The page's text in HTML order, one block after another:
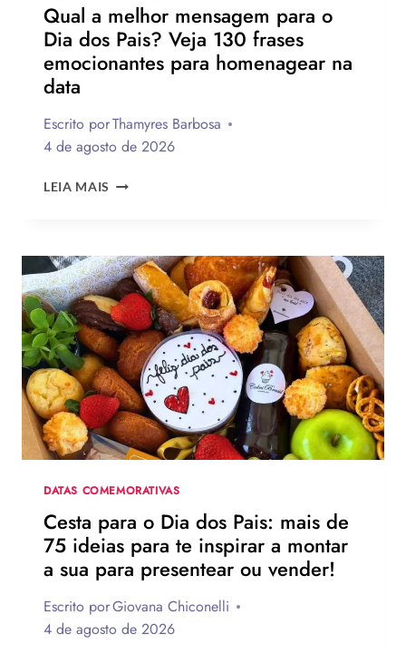
Qual a melhor mensagem para o
Dia dos Pais? Veja 130 frases
emocionantes para homenagear na
data
Escrito porThamyres Barbosa
4 de agosto de 2026
LEIA MAIS QUAL
PARA
O
DIA
DOS
PAIS?
VEJA
130
FRASES
EMOCIONANTES
PARA
HOMENAGEAR
DATA
DATAS COMEMORATIVAS
Cesta para o Dia dos Pais: mais de
75 ideias para te inspirar a montar
a sua para presentear ou vender!
Escrito porGiovana Chiconelli
4 de agosto de 2026